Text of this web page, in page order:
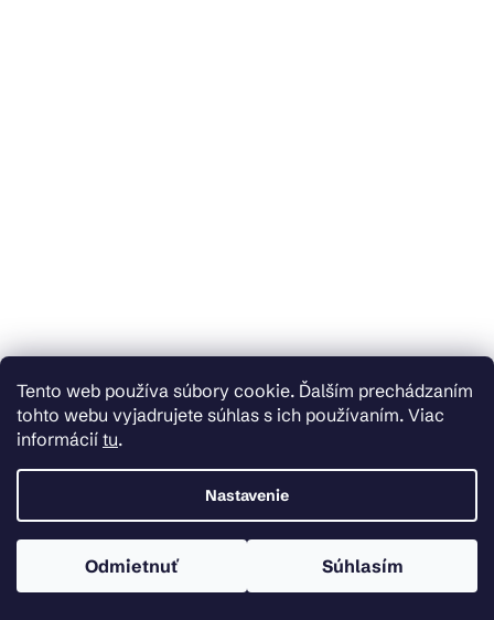
Tento web používa súbory cookie. Ďalším prechádzaním
tohto webu vyjadrujete súhlas s ich používaním. Viac
informácií tu.
Nastavenie
Odmietnuť Súhlasím
Sapho inšpiračné katalógy